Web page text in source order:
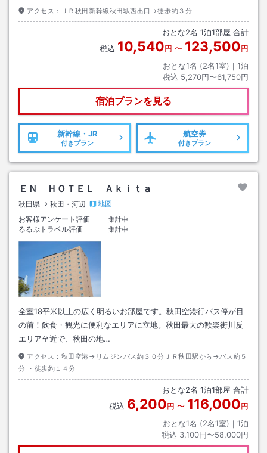
アクセス： ＪＲ秋田新幹線秋田駅西出口→徒歩約３分
おとな2名 1泊1部屋 合計
税込 10,540円 〜 123,500円
おとな1名 (2名1室)｜ 1泊
税込 5,270円〜61,750円
宿泊プランを見る
新幹線・JR
付きプラン
航空券
付きプラン
ＥＮ ＨＯＴＥＬ Ａｋｉｔａ
秋田県 秋田・河辺
地図
お客様アンケート評価
集計中
るるぶトラベル評価 集計中
全室18平米以上の広く明るいお部屋です。秋田空港行バス停が目
の前！飲食・観光に便利なエリアに立地。秋田最大の歓楽街川反
エリア至近で、秋田の地…
アクセス： 秋田空港→リムジンバス約３０分ＪＲ秋田駅から→バス約５
分 ・徒歩約１４分
おとな2名 1泊1部屋 合計
税込 6,200円 〜 116,000円
おとな1名 (2名1室)｜ 1泊
税込 3,100円〜58,000円